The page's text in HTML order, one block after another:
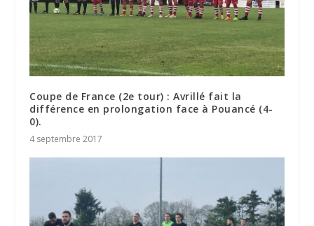
Coupe de France (2e tour) : Avrillé fait la
différence en prolongation face à Pouancé (4-
0).
4 septembre 2017